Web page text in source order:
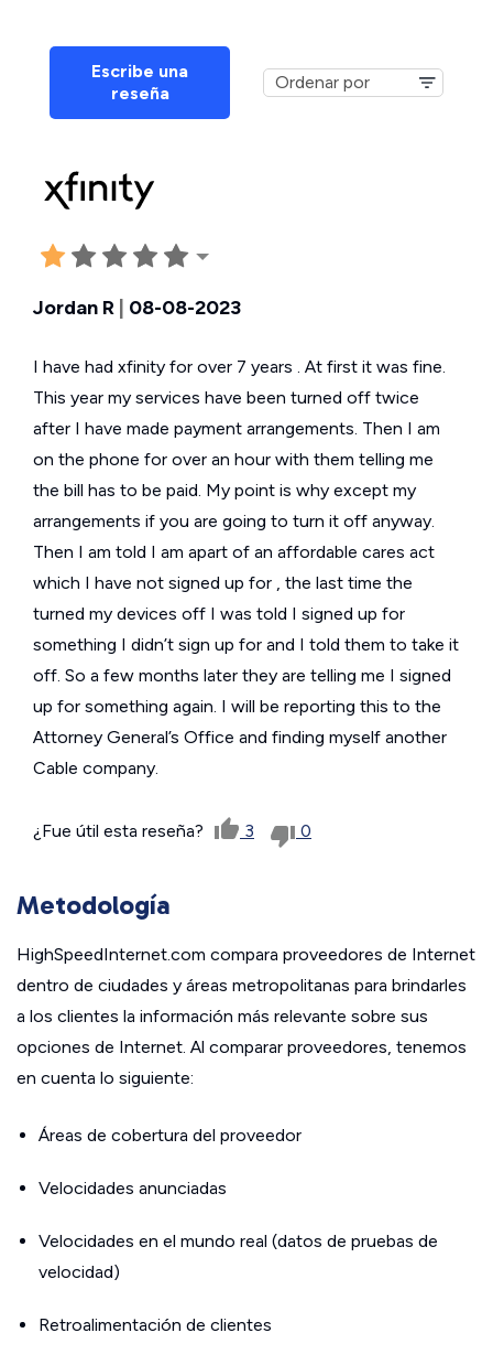
Escribe una
reseña
Jordan R 08-08-2023
I have had xfinity for over 7 years . At first it was fine.
This year my services have been turned off twice
after I have made payment arrangements. Then I am
on the phone for over an hour with them telling me
the bill has to be paid. My point is why except my
arrangements if you are going to turn it off anyway.
Then I am told I am apart of an affordable cares act
which I have not signed up for , the last time the
turned my devices off I was told I signed up for
something I didn’t sign up for and I told them to take it
off. So a few months later they are telling me I signed
up for something again. I will be reporting this to the
Attorney General’s Office and finding myself another
Cable company.
¿Fue útil esta reseña? 3 0
Metodología
HighSpeedInternet.com compara proveedores de Internet
dentro de ciudades y áreas metropolitanas para brindarles
a los clientes la información más relevante sobre sus
opciones de Internet. Al comparar proveedores, tenemos
en cuenta lo siguiente:
Áreas de cobertura del proveedor
Velocidades anunciadas
Velocidades en el mundo real (datos de pruebas de
velocidad)
Retroalimentación de clientes